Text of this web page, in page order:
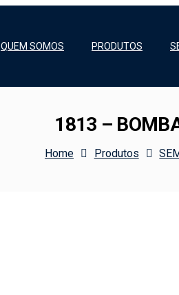
QUEM SOMOS PRODUTOS
1813 –
Home Produtos